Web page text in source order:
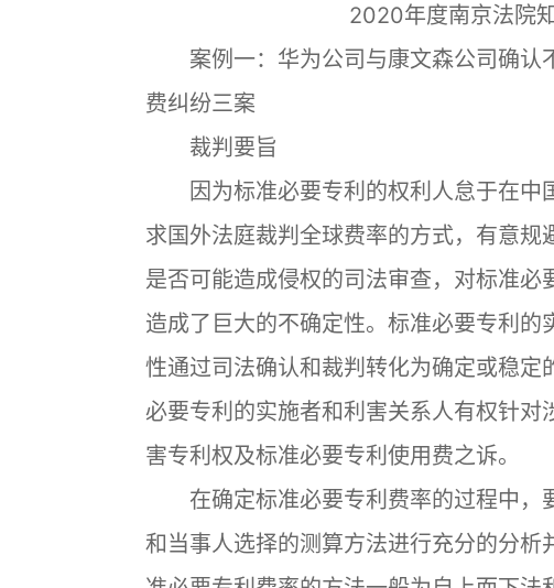
2020年度南京法院
案例一：华为公司与康文森公司确认
费纠纷三案
裁判要旨
因为标准必要专利的权利人怠于在中
求国外法庭裁判全球费率的方式，有意规
是否可能造成侵权的司法审查，对标准
造成了巨大的不确定性。标准必要专利
性通过司法确认和裁判转化为确定或稳
必要专利的实施者和利害关系人有权针
害专利权及标准必要专利使用费之诉。
在确定标准必要专利费率的过程中，
和当事人选择的测算方法进行充分的分